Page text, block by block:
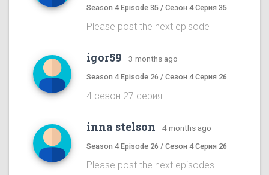
Season 4 Episode 35 / Сезон 4 Серия 35
Please post the next episode
igor59 · 3 months ago
Season 4 Episode 26 / Сезон 4 Серия 26
4 сезон 27 серия.
inna stelson · 4 months ago
Season 4 Episode 26 / Сезон 4 Серия 26
Please post the next episodes